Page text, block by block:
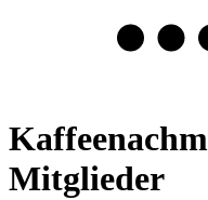
Mitglieder